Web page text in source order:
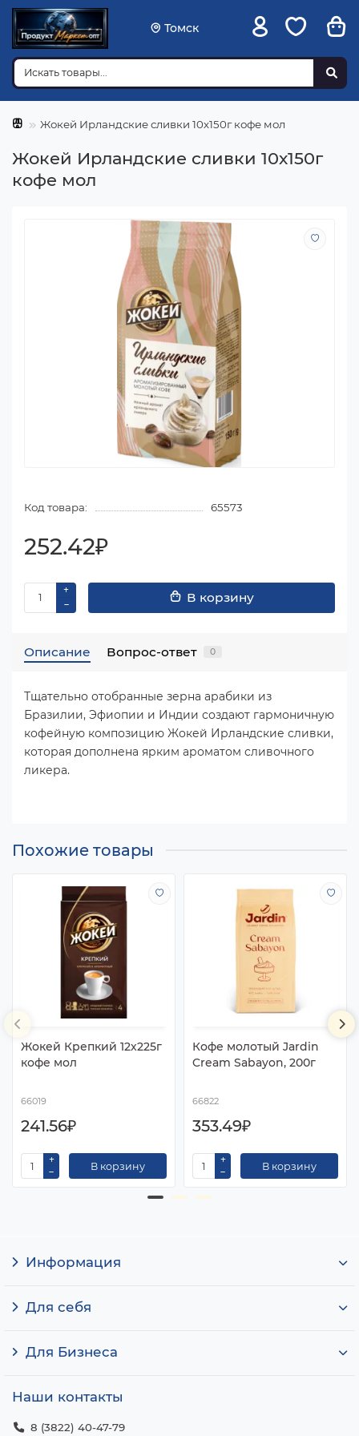
Томск
Жокей Ирландские сливки 10х150г кофе мол
Жокей Ирландские сливки 10х150г
кофе мол
Код товара: 65573
252.42₽
В корзину
Описание Вопрос-ответ 0
Тщательно отобранные зерна арабики из
Бразилии, Эфиопии и Индии создают гармоничную
кофейную композицию Жокей Ирландские сливки,
которая дополнена ярким ароматом сливочного
ликера.
Похожие товары
Жокей Крепкий 12х225г
кофе мол
66019
241.56₽
В корзину
Кофе молотый Jardin
Cream Sabayon, 200г
66822
353.49₽
В корзину
Информация
Для себя
Для Бизнеса
Наши контакты
8 (3822) 40-47-79